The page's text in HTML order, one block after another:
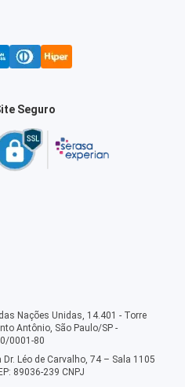
Seguro
Nações Unidas, 14.401 - Torre
Antônio, São Paulo/SP -
0001-80
Léo de Carvalho, 74 – Sala 1105
89036-239 CNPJ